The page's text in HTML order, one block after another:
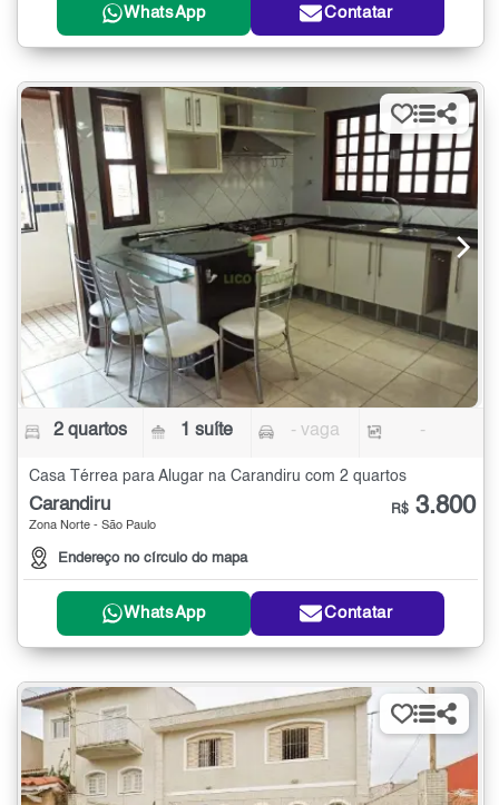
WhatsApp Contatar
2 quartos 1 suíte - vaga -
Casa Térrea para Alugar na Carandiru com 2 quartos
Carandiru
Zona Norte - São Paulo
Endereço no círculo do mapa
R$ 3.800
WhatsApp Contatar